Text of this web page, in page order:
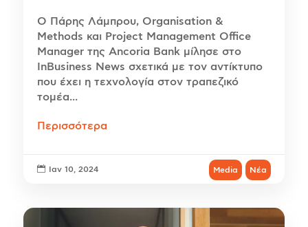
Media Νέα
Ο Πάρης Λάμπρου, Organisation &
Methods και Project Management Office
Manager της Ancoria Bank μίλησε στο
InBusiness News σχετικά με τον αντίκτυπο
που έχει η τεχνολογία στον τραπεζικό
τομέα...
Περισσότερα
 Ιαν 10, 2024